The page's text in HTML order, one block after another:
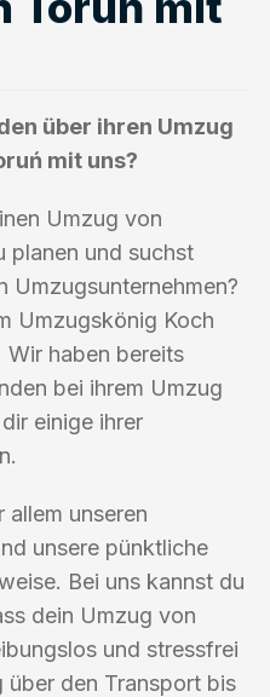
über ihren Umzug
mit uns?
Umzug von
planen und suchst
Umzugsunternehmen?
Umzugskönig Koch
Wir haben bereits
bei ihrem Umzug
einige ihrer
allem unseren
unsere pünktliche
Bei uns kannst du
dein Umzug von
und stressfrei
über den Transport bis